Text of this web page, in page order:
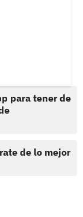
para tener de
de lo mejor